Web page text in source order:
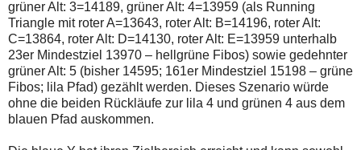
grüner Alt: 3=14189, grüner Alt: 4=13959 (als Running
Triangle mit roter A=13643, roter Alt: B=14196, roter Alt:
C=13864, roter Alt: D=14130, roter Alt: E=13959 unterhalb
23er Mindestziel 13970 – hellgrüne Fibos) sowie gedehnter
grüner Alt: 5 (bisher 14595; 161er Mindestziel 15198 – grüne
Fibos; lila Pfad) gezählt werden. Dieses Szenario würde
ohne die beiden Rückläufe zur lila 4 und grünen 4 aus dem
blauen Pfad auskommen.